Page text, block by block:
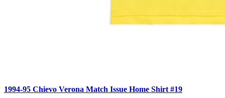
1994-95 Chievo Verona Match Issue Home Shirt #19